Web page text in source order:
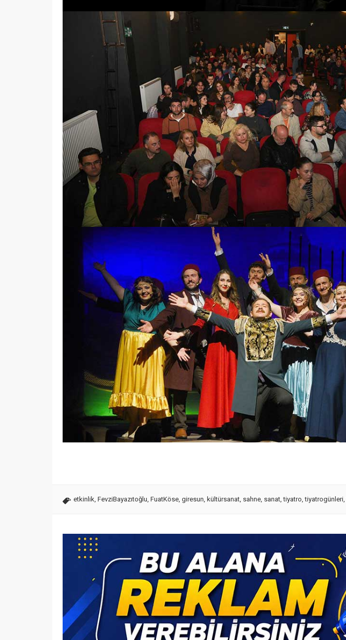
etkinlik, FevziBayazıtoğlu, FuatKöse, giresun, kültürsanat, sahne, sanat,tiyatro,tiyatrogünleri,